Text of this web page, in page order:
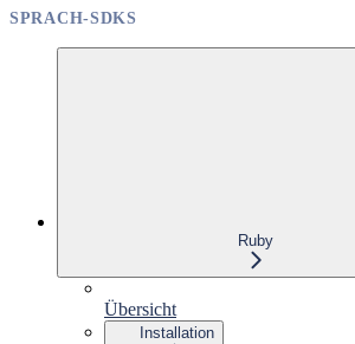
SPRACH-SDKS
Ruby
Übersicht
Installation